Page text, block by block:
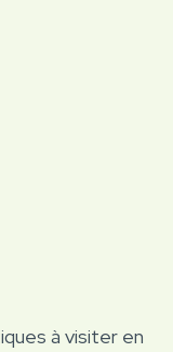
à visiter en